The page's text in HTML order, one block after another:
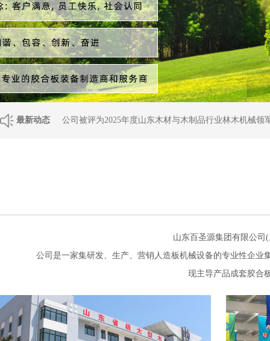
最新动态 公司被评为2025年度山东木材与木制品行业林木机械领
山东百圣源集团有限公司
公司是一家集研发、生产、营销人造板机械设备的专业性企
现主导产品成套胶合